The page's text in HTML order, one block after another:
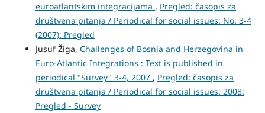
euroatlantskim integracijama , Pregled: časopis za
društvena pitanja / Periodical for social issues: No. 3-4
(2007): Pregled
Jusuf Žiga, Challenges of Bosnia and Herzegovina in
Euro-Atlantic Integrations : Text is published in
periodical "Survey" 3-4, 2007 , Pregled: časopis za
društvena pitanja / Periodical for social issues: 2008:
Pregled - Survey